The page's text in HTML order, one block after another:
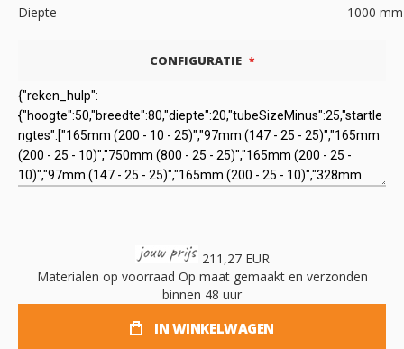
Diepte 1000 mm
CONFIGURATIE
211,27 EUR
Materialen op voorraad Op maat gemaakt en verzonden
binnen 48 uur
IN WINKELWAGEN